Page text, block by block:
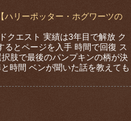
ハリーポッター・ホグワーツの
クエスト 実績は3年目で解放 ク
るとページを入手 時間で回復 ス
肢で最後のパンプキンの柄が決
時間 ベンが聞いた話を教えても